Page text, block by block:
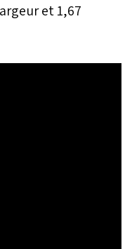
et 1,67